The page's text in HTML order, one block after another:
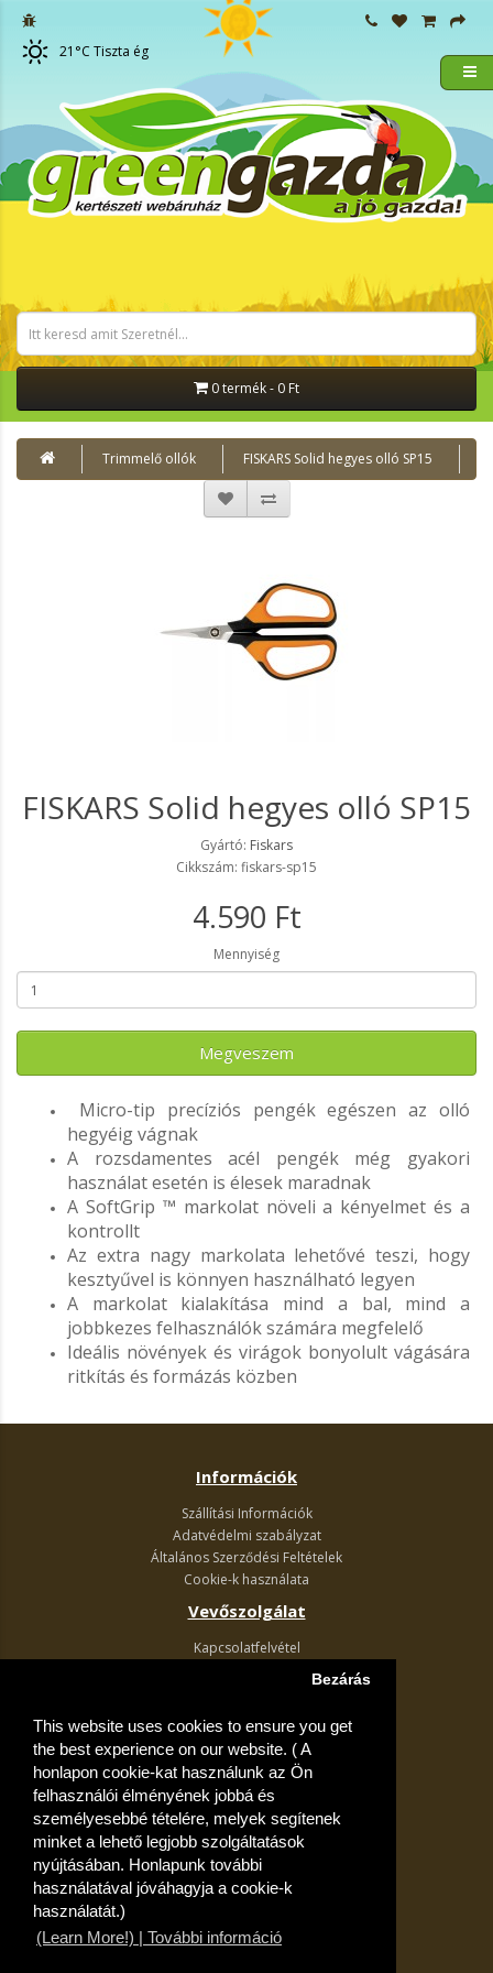
This website uses cookies to ensure you get
the best experience on our website. ( A
honlapon cookie-kat használunk az Ön
felhasználói élményének jobbá és
személyesebbé tételére, melyek segítenek
minket a lehető legjobb szolgáltatások
nyújtásában. Honlapunk további
használatával jóváhagyja a cookie-k
használatát.)
(Learn More!) | További információ
Bezárás
21 °C Tiszta ég
0 termék - 0 Ft
Trimmelő ollók FISKARS Solid hegyes olló SP15
FISKARS Solid hegyes olló SP15
Gyártó: Fiskars
Cikkszám: fiskars-sp15
4.590 Ft
Mennyiség
Megveszem
Micro-tip precíziós pengék egészen az olló
hegyéig vágnak
A rozsdamentes acél pengék még gyakori
használat esetén is élesek maradnak
A SoftGrip ™ markolat növeli a kényelmet és a
kontrollt
Az extra nagy markolata lehetővé teszi, hogy
kesztyűvel is könnyen használható legyen
A markolat kialakítása mind a bal, mind a
jobbkezes felhasználók számára megfelelő
Ideális növények és virágok bonyolult vágására
ritkítás és formázás közben
Információk
Szállítási Információk
Adatvédelmi szabályzat
Általános Szerződési Feltételek
Cookie-k használata
Vevőszolgálat
Kapcsolatfelvétel
Akciós ajánlatok
Fiók
Kívánságlista